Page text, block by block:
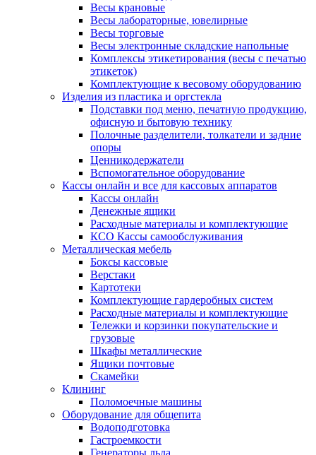
Весы крановые
Весы лабораторные, ювелирные
Весы торговые
Весы электронные складские напольные
Комплексы этикетирования (весы с печатью
этикеток)
Комплектующие к весовому оборудованию
Изделия из пластика и оргстекла
Подставки под меню, печатную продукцию,
офисную и бытовую технику
Полочные разделители, толкатели и задние
опоры
Ценникодержатели
Вспомогательное оборудование
Кассы онлайн и все для кассовых аппаратов
Кассы онлайн
Денежные ящики
Расходные материалы и комплектующие
КСО Кассы самообслуживания
Металлическая мебель
Боксы кассовые
Верстаки
Картотеки
Комплектующие гардеробных систем
Расходные материалы и комплектующие
Тележки и корзинки покупательские и
грузовые
Шкафы металлические
Ящики почтовые
Скамейки
Клининг
Поломоечные машины
Оборудование для общепита
Водоподготовка
Гастроемкости
Генераторы льда